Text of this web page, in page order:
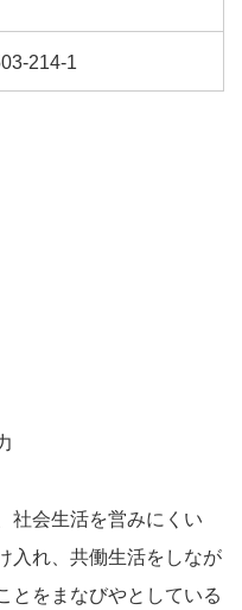
214-1
社会生活を営みにくい
入れ、共働生活をしなが
とをまなびやとしている